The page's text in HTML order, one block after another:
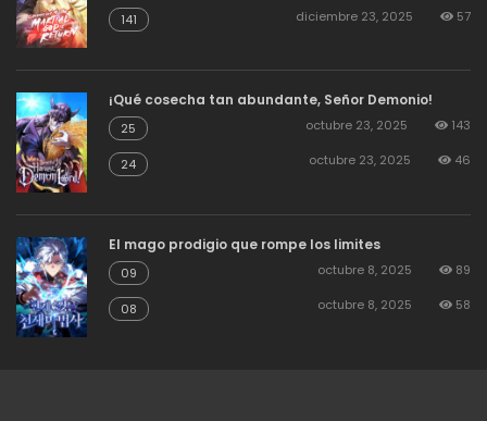
141 diciembre 23, 2025 57
¡Qué cosecha tan abundante, Señor Demonio!
25 octubre 23, 2025 143
24 octubre 23, 2025 46
El mago prodigio que rompe los limites
09 octubre 8, 2025 89
08 octubre 8, 2025 58